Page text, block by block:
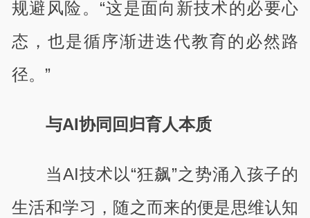
规避风险。“这是面向新技术的必要心
态，也是循序渐进迭代教育的必然路
径。”
与AI协同回归育人本质
当AI技术以“狂飙”之势涌入孩子的
生活和学习，随之而来的便是思维认知